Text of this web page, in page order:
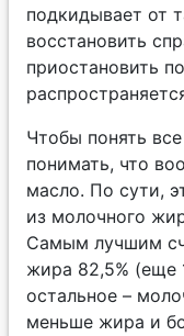
подкидывает от
восстановить
приостановить
Чтобы понять
понимать, что
масло. По сути,
из молочного
Самым лучшим
жира 82,5% (еще
остальное –
меньше жира и